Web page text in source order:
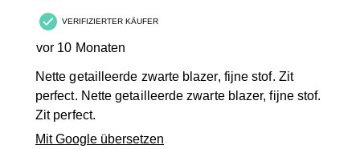
VERIFIZIERTER KÄUFER
vor 10 Monaten
Nette getailleerde zwarte blazer, fijne stof. Zit
perfect. Nette getailleerde zwarte blazer, fijne stof.
Zit perfect.
Mit Google übersetzen